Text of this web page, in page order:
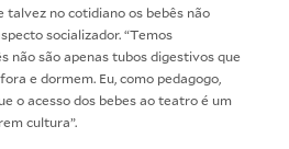
talvez no cotidiano os bebês não
socializador. “Temos
não são apenas tubos digestivos que
e dormem. Eu, como pedagogo,
o acesso dos bebes ao teatro é um
cultura”.